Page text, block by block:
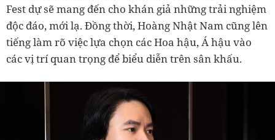
Fest dự sẽ mang đến cho khán giả những trải nghiệm
độc đáo, mới lạ. Đồng thời, Hoàng Nhật Nam cũng lên
tiếng làm rõ việc lựa chọn các Hoa hậu, Á hậu vào
các vị trí quan trọng để biểu diễn trên sân khấu.